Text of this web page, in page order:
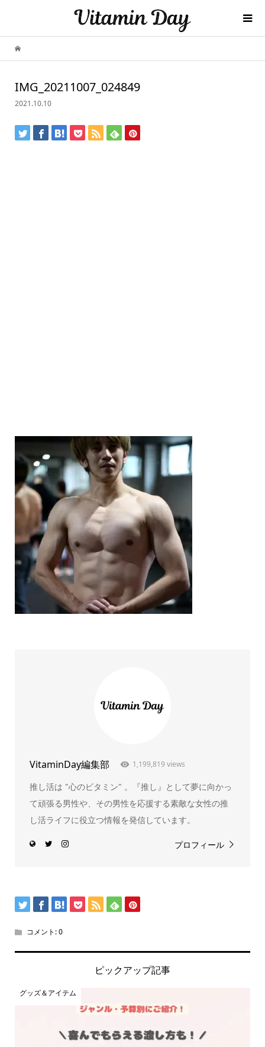
IMG_20211007_024849
2021.10.10
VitaminDay編集部 1,199,819 views
推し活は "心のビタミン" 。『推し』として夢に向かっ
て頑張る男性や、その男性を応援する素敵な女性の推
し活ライフに役立つ情報を発信しています。
プロフィール
コメント:0
ピックアップ記事
グッズ＆アイテム